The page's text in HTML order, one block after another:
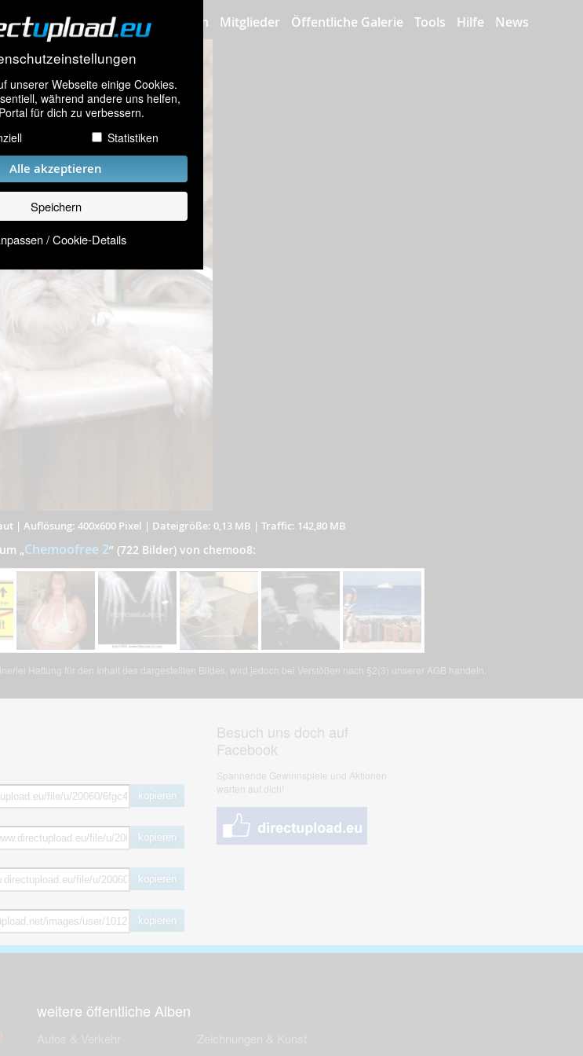
unserer Webseite einige Cookies.
während andere uns helfen,
für dich zu verbessern.
Statistiken
Alle akzeptieren
Speichern
/ Cookie-Details
Bilder hochladen Mitglieder Öffentliche Galerie Tools Hilfe News
| Auflösung: 400x600 Pixel | Dateigröße: 0,13 MB | Traffic: 142,80 MB
„Chemoofree 2” (722 Bilder) von chemoo8:
Haftung für den Inhalt des dargestellten Bildes, wird jedoch bei Verstößen nach §2(3) unserer AGB handeln.
kopieren
kopieren
kopieren
kopieren
Besuch uns doch auf
Facebook
Spannende Gewinnspiele und Aktionen
warten auf dich!
weitere öffentliche Alben